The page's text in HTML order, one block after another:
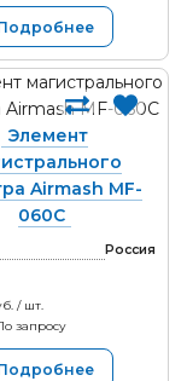
Элемент
Airmash MF-
060C
Россия
/ шт.
запросу